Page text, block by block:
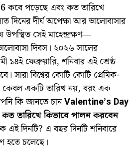
কবে পড়েছে এবং কত তারিখে
দিনের দীর্ঘ অপেক্ষা আর ভালোবাসার
উপস্থিত সেই মাহেন্দ্রক্ষণ—
দিবস। ২০২৬ সালের
১৪ই ফেব্রুয়ারি, শনিবার এই শ্রেষ্ঠ
সারা বিশ্বের কোটি কোটি প্রেমিক-
কেবল একটি তারিখ নয়, বরং এক
কি জানতে চানValentine’s Day
তারিখে কিভাবে পালন করবেন
এই দিনটি? এ বছর দিনটি শনিবারে
হতে চলেছে।